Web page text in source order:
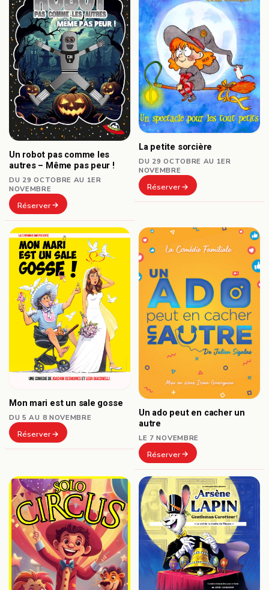
Un robot pas comme les
autres – Même pas peur !
DU 29 OCTOBRE AU 1ER
NOVEMBRE
Réserver
La petite sorcière
DU 29 OCTOBRE AU 1ER
NOVEMBRE
Réserver
Mon mari est un sale gosse
DU 5 AU 8 NOVEMBRE
Réserver
Un ado peut en cacher un
autre
LE 7 NOVEMBRE
Réserver